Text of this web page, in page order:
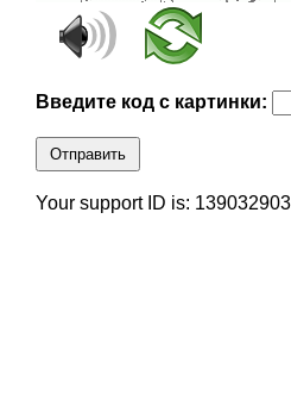
Введите код с картинки:
Отправить
Your support ID is: